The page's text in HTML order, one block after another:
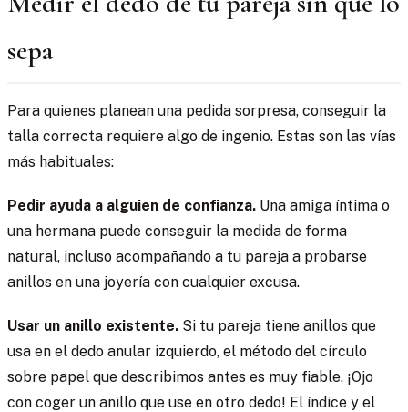
sepa
Para quienes planean una pedida sorpresa, conseguir la
talla correcta requiere algo de ingenio. Estas son las vías
más habituales:
Pedir ayuda a alguien de confianza. Una amiga íntima o
una hermana puede conseguir la medida de forma
natural, incluso acompañando a tu pareja a probarse
anillos en una joyería con cualquier excusa.
Usar un anillo existente. Si tu pareja tiene anillos que
usa en el dedo anular izquierdo, el método del círculo
sobre papel que describimos antes es muy fiable. ¡Ojo
con coger un anillo que use en otro dedo! El índice y el